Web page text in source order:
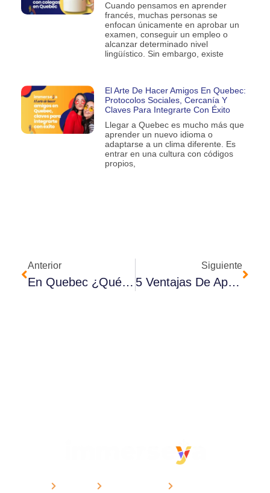
Cuando pensamos en aprender
francés, muchas personas se
enfocan únicamente en aprobar un
examen, conseguir un empleo o
alcanzar determinado nivel
lingüístico. Sin embargo, existe
El Arte De Hacer Amigos En Quebec:
Protocolos Sociales, Cercanía Y
Claves Para Integrarte Con Éxito
Llegar a Quebec es mucho más que
aprender un nuevo idioma o
adaptarse a un clima diferente. Es
entrar en una cultura con códigos
propios,
Anterior
En Quebec ¿Qué Significa “tabarnak”? Conoce Las Palabrotas Y Expresiones
Siguiente
5 Ventajas De Aprender Francés Québécois Con Profesores Nativos De Quebec